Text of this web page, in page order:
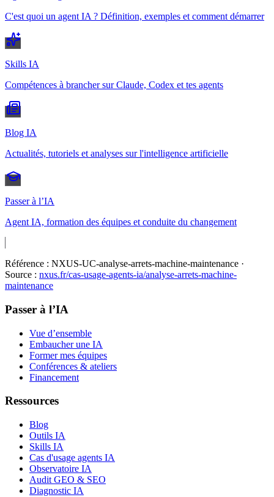
C'est quoi un agent IA ? Définition, exemples et comment démarrer
Skills IA
Compétences à brancher sur Claude, Codex et tes agents
Blog IA
Actualités, tutoriels et analyses sur l'intelligence artificielle
Passer à l’IA
Agent IA, formation des équipes et conduite du changement
Référence : NXUS-UC-analyse-arrets-machine-maintenance ·
Source : nxus.fr/cas-usage-agents-ia/analyse-arrets-machine-
maintenance
Passer à l’IA
Vue d’ensemble
Embaucher une IA
Former mes équipes
Conférences & ateliers
Financement
Ressources
Blog
Outils IA
Skills IA
Cas d'usage agents IA
Observatoire IA
Audit GEO & SEO
Diagnostic IA